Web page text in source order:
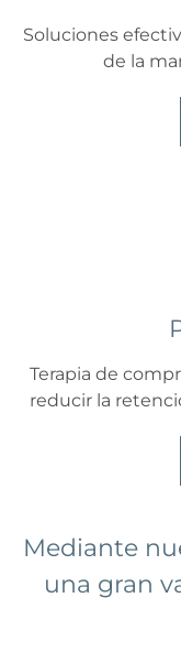
Soluciones
de la
Terapia de
reducir la
Mediante
una gran